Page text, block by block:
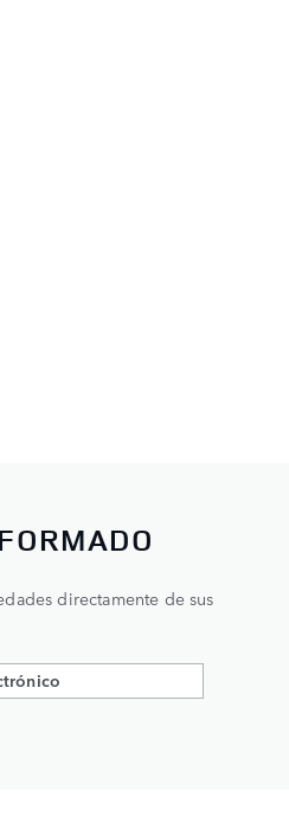
directamente de sus